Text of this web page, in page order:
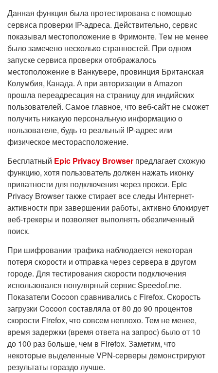
Данная функция была протестирована с помощью
сервиса проверки IP-адреса. Действительно, сервис
показывал местоположение в Фримонте. Тем не менее
было замечено несколько странностей. При одном
запуске сервиса проверки отображалось
местоположение в Ванкувере, провинция Британская
Колумбия, Канада. А при авторизации в Amazon
прошла переадресация на страницу для индийских
пользователей. Самое главное, что веб-сайт не сможет
получить никакую персональную информацию о
пользователе, будь то реальный IP-адрес или
физическое месторасположение.
Бесплатный Epic Privacy Browser предлагает схожую
функцию, хотя пользователь должен нажать иконку
приватности для подключения через прокси. Epic
Privacy Browser также стирает все следы Интернет-
активности при завершении работы, активно блокирует
веб-трекеры и позволяет выполнять обезличенный
поиск.
При шифровании трафика наблюдается некоторая
потеря скорости и отправка через сервера в другом
городе. Для тестирования скорости подключения
использовался популярный сервис Speedof.me.
Показатели Cocoon сравнивались с Firefox. Скорость
загрузки Cocoon составляла от 80 до 90 процентов
скорости Firefox, что совсем неплохо. Тем не менее,
время задержки (время ответа на запрос) было от 10
до 100 раз больше, чем в Firefox. Заметим, что
некоторые выделенные VPN-серверы демонстрируют
результаты гораздо лучше.